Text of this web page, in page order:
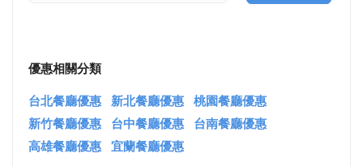
優惠相關分類
台北餐廳優惠 新北餐廳優惠 桃園餐廳優惠
新竹餐廳優惠
台中餐廳優惠
台南餐廳優惠
高雄餐廳優惠 宜蘭餐廳優惠